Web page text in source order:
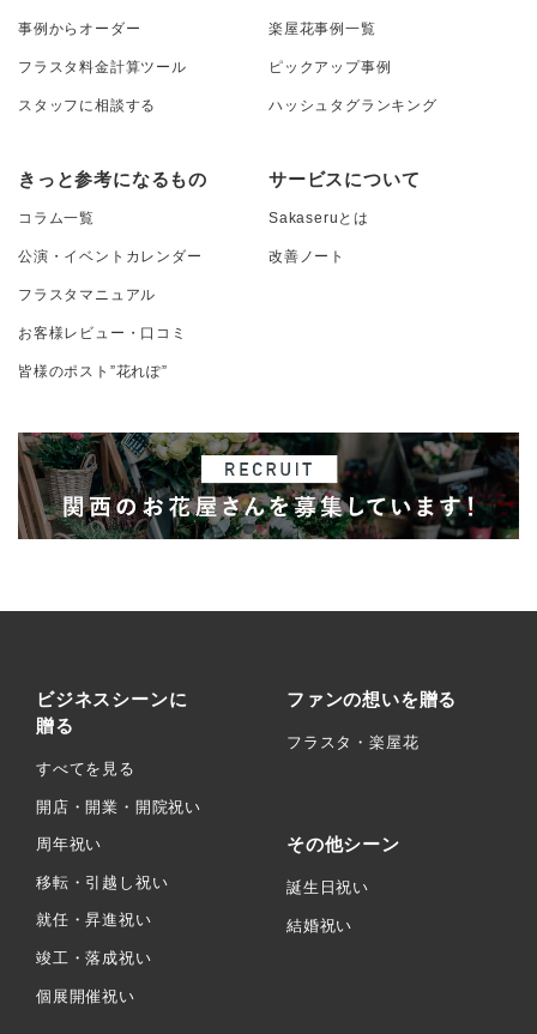
事例からオーダー
フラスタ料金計算ツール
スタッフに相談する
楽屋花事例一覧
ピックアップ事例
ハッシュタグランキング
きっと参考になるもの
コラム一覧
公演・イベントカレンダー
フラスタマニュアル
お客様レビュー・口コミ
皆様のポスト”花れぽ”
サービスについて
Sakaseruとは
改善ノート
ビジネスシーンに
贈る
すべてを見る
開店・開業・開院祝い
周年祝い
移転・引越し祝い
就任・昇進祝い
竣工・落成祝い
個展開催祝い
ファンの想いを贈る
フラスタ・楽屋花
その他シーン
誕生日祝い
結婚祝い